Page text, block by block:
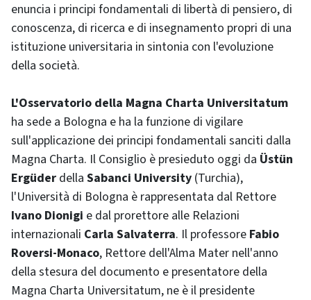
enuncia i principi fondamentali di libertà di pensiero, di
conoscenza, di ricerca e di insegnamento propri di una
istituzione universitaria in sintonia con l'evoluzione
della società.
L'Osservatorio della Magna Charta Universitatum
ha sede a Bologna e ha la funzione di vigilare
sull'applicazione dei principi fondamentali sanciti dalla
Magna Charta. Il Consiglio è presieduto oggi da Üstün
Ergüder della Sabanci University (Turchia),
l'Università di Bologna è rappresentata dal Rettore
Ivano Dionigi e dal prorettore alle Relazioni
internazionali Carla Salvaterra. Il professore Fabio
Roversi-Monaco, Rettore dell'Alma Mater nell'anno
della stesura del documento e presentatore della
Magna Charta Universitatum, ne è il presidente